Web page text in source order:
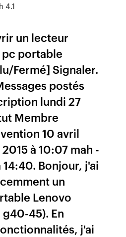
4.1
un lecteur
portable
Fermé] Signaler.
postés
lundi 27
Membre
10 avril
à 10:07 mah -
14:40. Bonjour, j'ai
un
Lenovo
45). En
j'ai